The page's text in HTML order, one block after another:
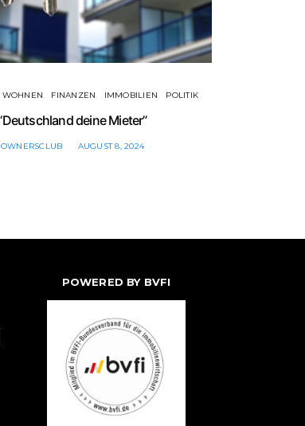
FINANZEN IMMOBILIEN POLITIK
deine Mieter”
OWNERSCLUB AUGUST 8, 2024
POWERED BY BVFI